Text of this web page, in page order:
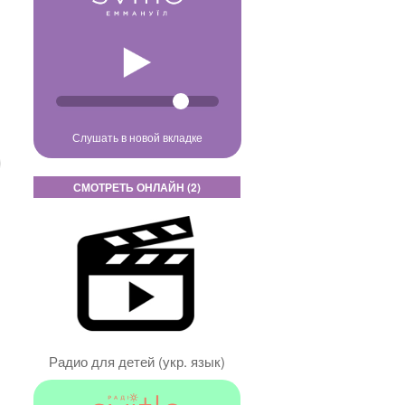
Слушать в новой вкладке
СМОТРЕТЬ ОНЛАЙН (2)
Радио для детей (укр. язык)